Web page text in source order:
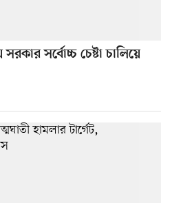
সর্বোচ্চ চেষ্টা চালিয়ে